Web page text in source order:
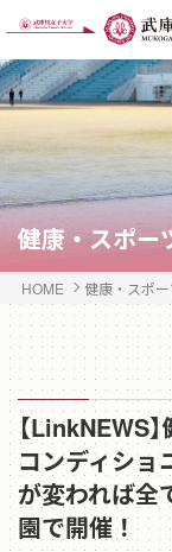
健康・スポー
HOME 健康・スポ
【LinkNEWS
コンディショ
が変われば全
園で開催！